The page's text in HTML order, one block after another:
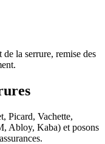
la serrure, remise des
Picard, Vachette,
Abloy, Kaba) et posons